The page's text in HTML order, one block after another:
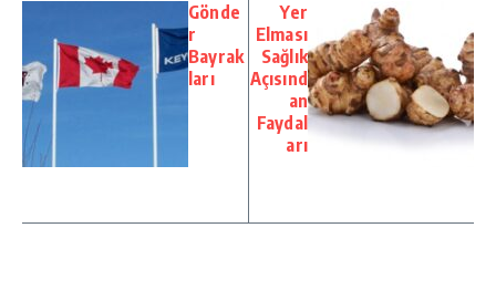
Gönde
r
Bayrak
ları
Yer
Elması
Sağlık
Açısınd
an
Faydal
arı